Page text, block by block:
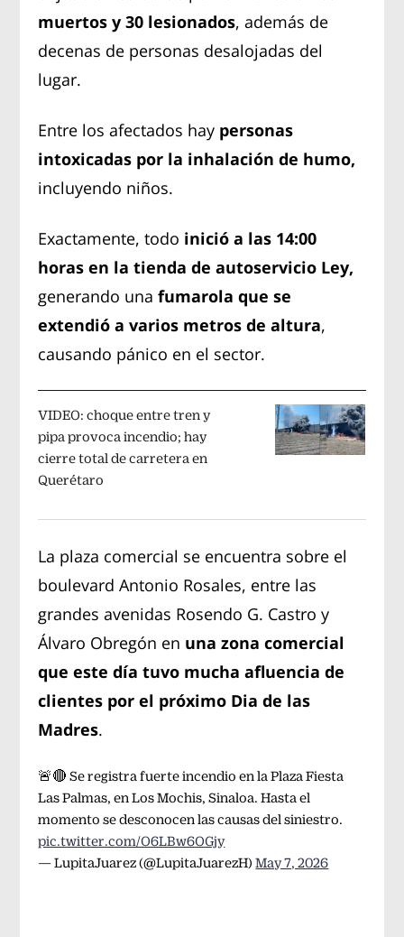
muertos y 30 lesionados, además de
decenas de personas desalojadas del
lugar.
Entre los afectados hay personas
intoxicadas por la inhalación de humo,
incluyendo niños.
Exactamente, todo inició a las 14:00
horas en la tienda de autoservicio Ley,
generando unafumarola que se
extendió a varios metros de altura,
causando pánico en el sector.
VIDEO: choque entre tren y
pipa provoca incendio; hay
cierre total de carretera en
Querétaro
La plaza comercial se encuentra sobre el
boulevard Antonio Rosales, entre las
grandes avenidas Rosendo G. Castro y
Álvaro Obregón en una zona comercial
que este día tuvo mucha afluencia de
clientes por el próximo Dia de las
Madres.
🚨🔴 Se registra fuerte incendio en la Plaza Fiesta
Las Palmas, en Los Mochis, Sinaloa. Hasta el
momento se desconocen las causas del siniestro.
pic.twitter.com/O6LBw6OGjy
— LupitaJuarez (@LupitaJuarezH)May 7, 2026